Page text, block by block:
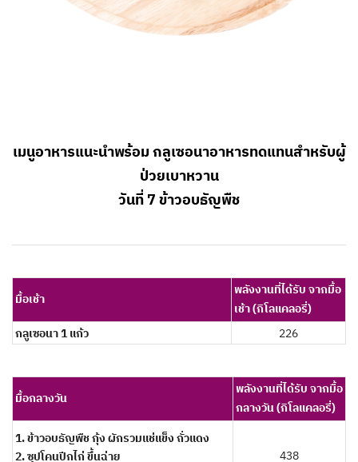
เมนูอาหารแนะนำพร้อม กลูเซอนาอาหารทดแทนสำหรับผู้
ป่วยเบาหวาน
วันที่ 7 ข้าวอบธัญพืช
มื้อเช้า
พลังงานที่ได้รับ จากมื้อ
เช้า (กิโลแคลอรี่)
กลูเซอนา 1 แก้ว
226
มื้อกลางวัน
พลังงานที่ได้รับ จากมื้อ
กลางวัน (กิโลแคลอรี่)
1. ข้าวอบธัญพืช กุ้ง ผักรวมแช่แข็ง ถั่วแดง
2. ซุปโคนปีกไก่ ขึ้นฉ่าย
438